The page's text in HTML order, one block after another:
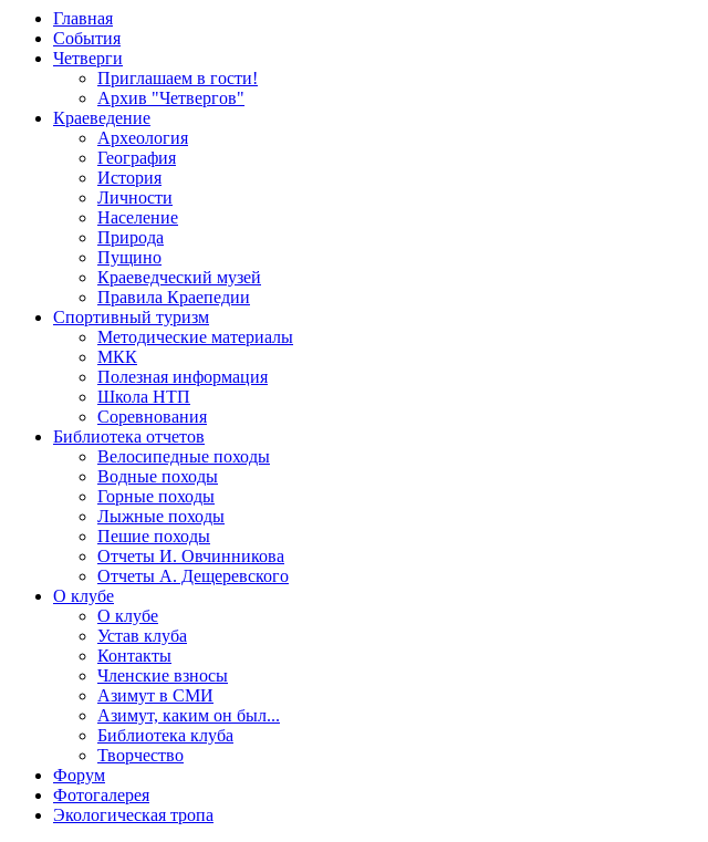
Главная
События
Четверги
Приглашаем в гости!
Архив "Четвергов"
Краеведение
Археология
География
История
Личности
Население
Природа
Пущино
Краеведческий музей
Правила Краепедии
Спортивный туризм
Методические материалы
МКК
Полезная информация
Школа НТП
Соревнования
Библиотека отчетов
Велосипедные походы
Водные походы
Горные походы
Лыжные походы
Пешие походы
Отчеты И. Овчинникова
Отчеты А. Дещеревского
О клубе
О клубе
Устав клуба
Контакты
Членские взносы
Азимут в СМИ
Азимут, каким он был...
Библиотека клуба
Творчество
Форум
Фотогалерея
Экологическая тропа